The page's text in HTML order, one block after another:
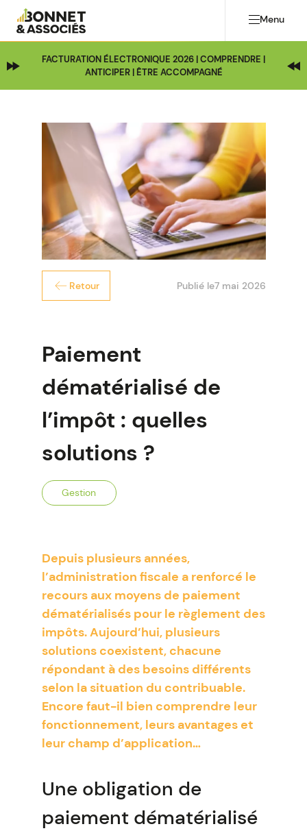
Menu
FACTURATION ÉLECTRONIQUE 2026 | COMPRENDRE |
ANTICIPER | ÊTRE ACCOMPAGNÉ
Retour Publié le7 mai 2026
Paiement
dématérialisé de
l’impôt : quelles
solutions ?
Gestion
Depuis plusieurs années,
l’administration fiscale a renforcé le
recours aux moyens de paiement
dématérialisés pour le règlement des
impôts. Aujourd’hui, plusieurs
solutions coexistent, chacune
répondant à des besoins différents
selon la situation du contribuable.
Encore faut-il bien comprendre leur
fonctionnement, leurs avantages et
leur champ d’application…
Une obligation de
paiement dématérialisé